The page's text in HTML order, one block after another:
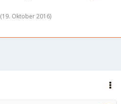
(19. Oktober 2016)